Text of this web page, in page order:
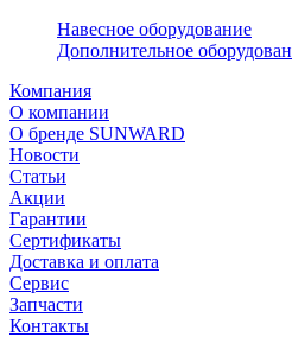
Навесное оборудование
Дополнительное
Компания
О компании
О бренде SUNWARD
Новости
Статьи
Акции
Гарантии
Сертификаты
Доставка и оплата
Сервис
Запчасти
Контакты